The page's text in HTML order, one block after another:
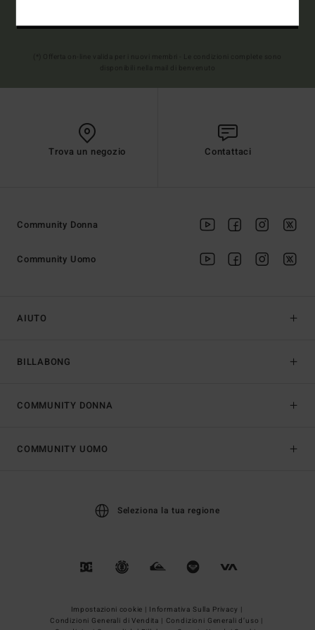
Trova un negozio Contattaci
AIUTO
BILLABONG
Community Donna
Community Uomo
COMMUNITY DONNA
COMMUNITY UOMO
Seleziona la tua regione
Impostazioni cookie | Informativa Sulla Privacy |
Condizioni Generali di Vendita | Condizioni Generali d’uso |